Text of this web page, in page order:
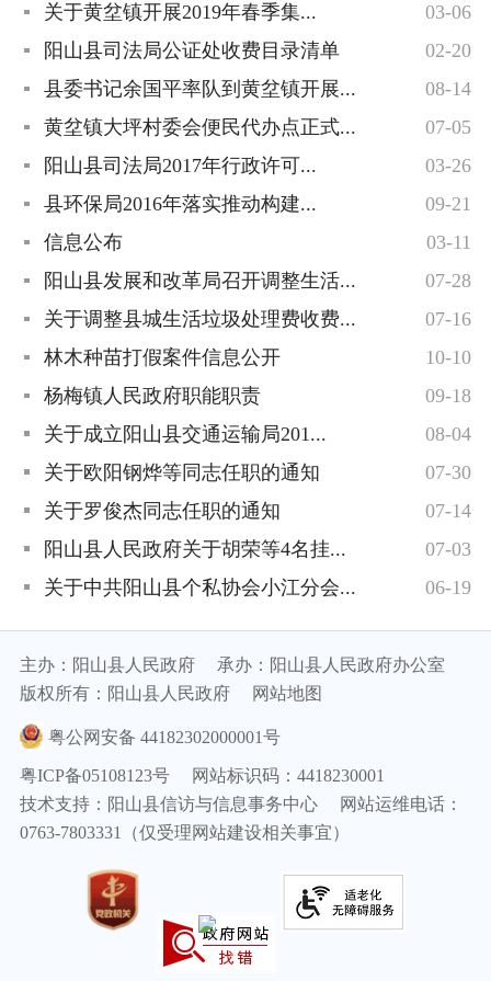
关于黄坌镇开展2019年春季集...
03-06
阳山县司法局公证处收费目录清单
02-20
县委书记余国平率队到黄坌镇开展...
08-14
黄坌镇大坪村委会便民代办点正式...
07-05
阳山县司法局2017年行政许可...
03-26
县环保局2016年落实推动构建...
09-21
信息公布
03-11
阳山县发展和改革局召开调整生活...
07-28
关于调整县城生活垃圾处理费收费...
07-16
林木种苗打假案件信息公开
10-10
杨梅镇人民政府职能职责
09-18
关于成立阳山县交通运输局201...
08-04
关于欧阳钢烨等同志任职的通知
07-30
关于罗俊杰同志任职的通知
07-14
阳山县人民政府关于胡荣等4名挂...
07-03
关于中共阳山县个私协会小江分会...
06-19
主办：阳山县人民政府
承办：阳山县人民政府办公室
版权所有：阳山县人民政府
网站地图
粤公网安备 44182302000001号
粤ICP备05108123号
网站标识码：4418230001
技术支持：阳山县信访与信息事务中心
网站运维电话：
0763-7803331（仅受理网站建设相关事宜）